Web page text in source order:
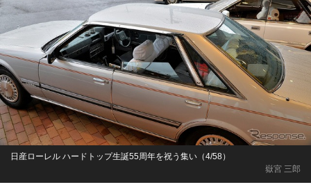
嶽宮 三郎
日産ローレル ハードトップ生誕55周年を祝う集い（4/58）